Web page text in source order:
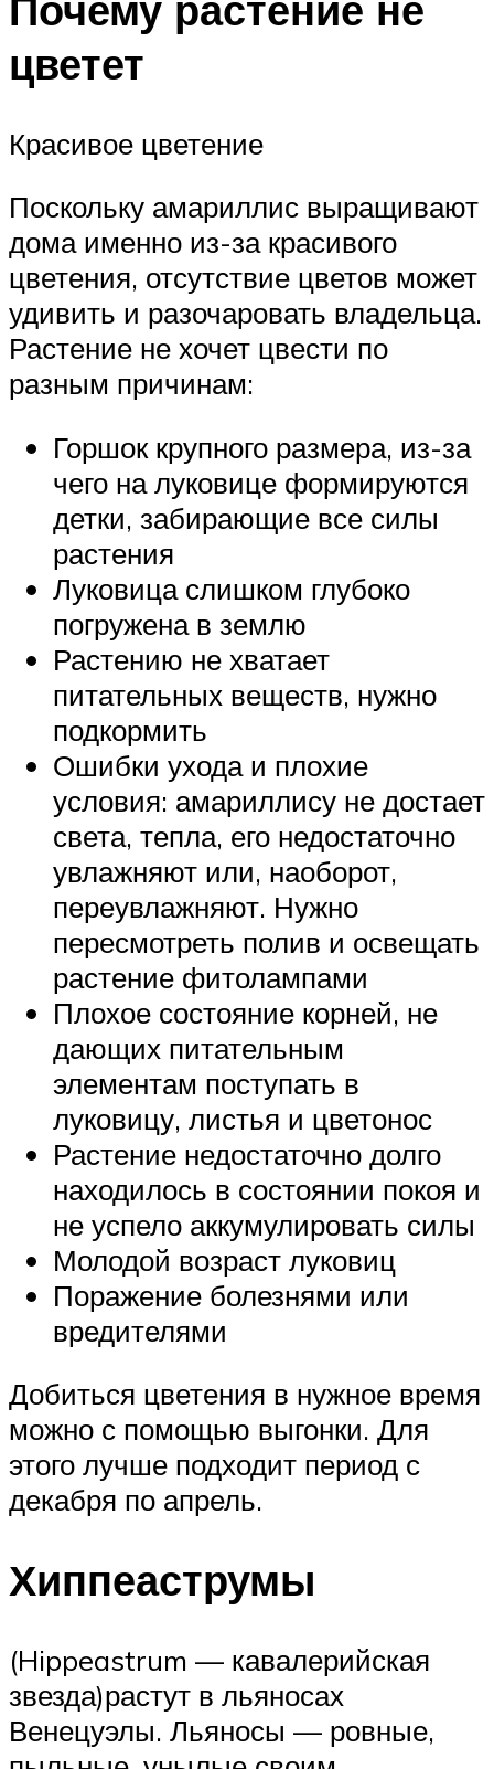
цветет
Красивое цветение
Поскольку амариллис выращивают
дома именно из-за красивого
цветения, отсутствие цветов может
удивить и разочаровать владельца.
Растение не хочет цвести по
разным причинам:
Горшок крупного размера, из-за
чего на луковице формируются
детки, забирающие все силы
растения
Луковица слишком глубоко
погружена в землю
Растению не хватает
питательных веществ, нужно
подкормить
Ошибки ухода и плохие
условия: амариллису не достает
света, тепла, его недостаточно
увлажняют или, наоборот,
переувлажняют. Нужно
пересмотреть полив и освещать
растение фитолампами
Плохое состояние корней, не
дающих питательным
элементам поступать в
луковицу, листья и цветонос
Растение недостаточно долго
находилось в состоянии покоя и
не успело аккумулировать силы
Молодой возраст луковиц
Поражение болезнями или
вредителями
Добиться цветения в нужное время
можно с помощью выгонки. Для
этого лучше подходит период с
декабря по апрель.
Хиппеаструмы
(Hippeastrum — кавалерийская
звезда)растут в льяносах
Венецуэлы. Льяносы — ровные,